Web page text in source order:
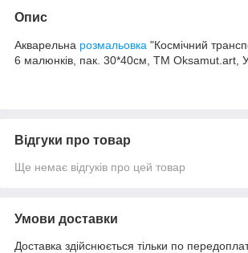
Опис
Акварельна розмальовка "Космічний
6 малюнків, пак. 30*40см, ТМ Oksamut.art,
Відгуки про товар
Ще немає відгуків про цей товар
Умови доставки
Доставка здійснюється тільки по